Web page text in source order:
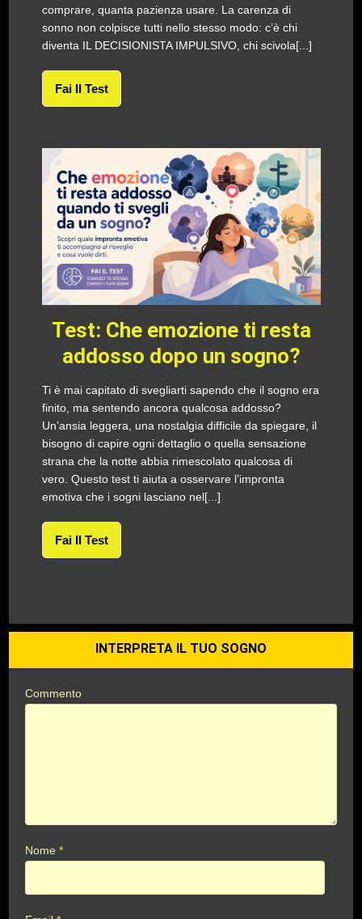
comprare, quanta pazienza usare. La carenza di
sonno non colpisce tutti nello stesso modo: c’è chi
diventa IL DECISIONISTA IMPULSIVO, chi scivola[...]
Fai Il Test
Test: Che emozione ti resta
addosso dopo un sogno?
Ti è mai capitato di svegliarti sapendo che il sogno era
finito, ma sentendo ancora qualcosa addosso?
Un’ansia leggera, una nostalgia difficile da spiegare, il
bisogno di capire ogni dettaglio o quella sensazione
strana che la notte abbia rimescolato qualcosa di
vero. Questo test ti aiuta a osservare l’impronta
emotiva che i sogni lasciano nel[...]
Fai Il Test
INTERPRETA IL TUO SOGNO
Commento
Nome*